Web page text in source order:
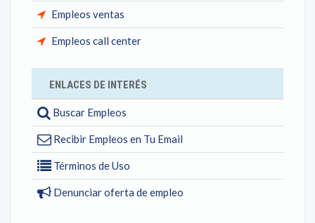
Empleos ventas
Empleos call center
ENLACES DE INTERÉS
Buscar Empleos
Recibir Empleos en Tu Email
Términos de Uso
Denunciar oferta de empleo